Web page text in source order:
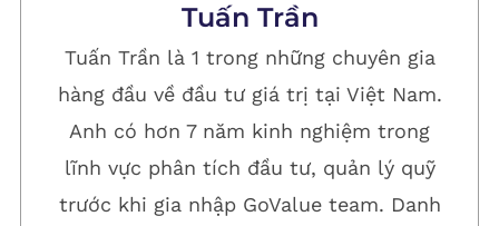
Tuấn Trần
Tuấn Trần là 1 trong những chuyên gia
hàng đầu về đầu tư giá trị tại Việt Nam.
Anh có hơn 7 năm kinh nghiệm trong
lĩnh vực phân tích đầu tư, quản lý quỹ
trước khi gia nhập GoValue team. Danh